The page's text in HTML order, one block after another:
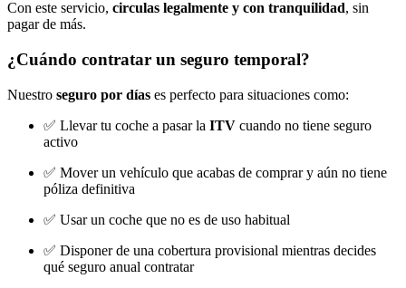
Con este servicio, circulas legalmente y con tranquilidad, sin
pagar de más.
¿Cuándo contratar un seguro temporal?
Nuestro seguro por días es perfecto para situaciones como:
✅ Llevar tu coche a pasar la ITV cuando no tiene seguro
activo
✅ Mover un vehículo que acabas de comprar y aún no tiene
póliza definitiva
✅ Usar un coche que no es de uso habitual
✅ Disponer de una cobertura provisional mientras decides
qué seguro anual contratar